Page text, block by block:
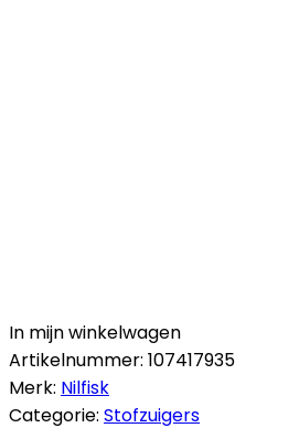
In mijn winkelwagen
Artikelnummer: 107417935
Merk: Nilfisk
Categorie: Stofzuigers